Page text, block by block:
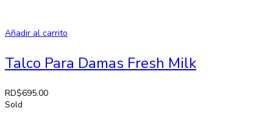
Añadir al carrito
Talco Para Damas Fresh Milk
RD$695.00
Sold